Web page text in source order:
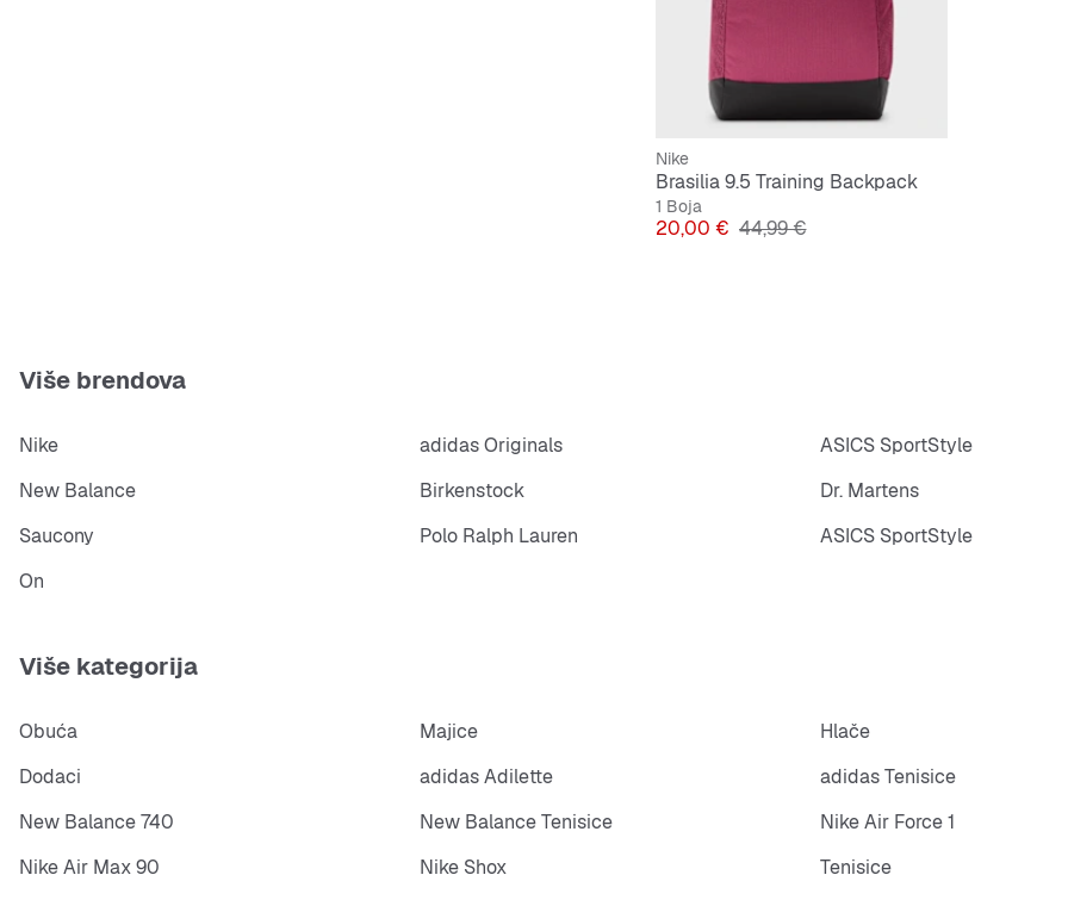
Nike
Brasilia 9.5 Training Backpack
1 Boja
Cijena
20,00 € Originalna cijena
44,99 €
Više brendova
Nike adidas Originals ASICS SportStyle
New Balance
Birkenstock Dr. Martens
Saucony
Polo Ralph Lauren ASICS SportStyle
On
Više kategorija
Obuća Majice Hlače
Dodaci
adidas Adilette adidas Tenisice
New Balance 740
New Balance Tenisice Nike Air Force 1
Nike Air Max 90
Nike Shox Tenisice